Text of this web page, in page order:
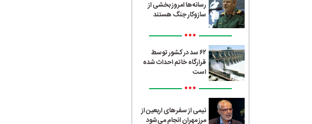
رسانه‌ها امروز بخشی از
سازوکار جنگ هستند
•••
۶۲ سد در کشور توسط
قرارگاه خاتم احداث شده
است
•••
نیمی از سفرهای اربعین از
مرز مهران انجام می‌شود